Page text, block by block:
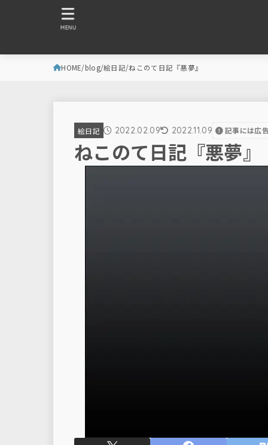
MENU
HOME blog 絵日記 ねこのて日記『悪夢』
絵日記 2022.02.09 2022.11.09 記事には広
ねこのて日記『悪夢』